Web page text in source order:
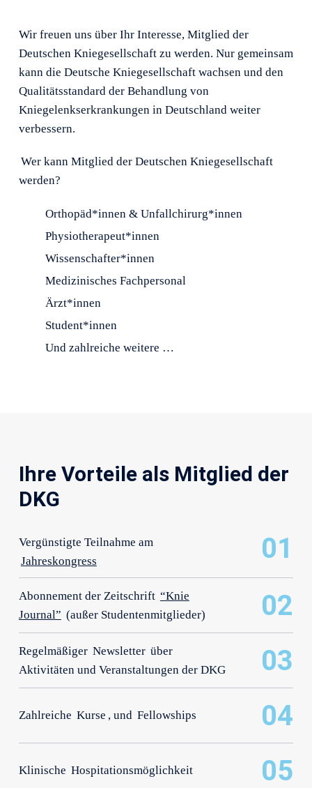
Wir freuen uns über Ihr Interesse, Mitglied der
Deutschen Kniegesellschaft zu werden. Nur gemeinsam
kann die Deutsche Kniegesellschaft wachsen und den
Qualitätsstandard der Behandlung von
Kniegelenkserkrankungen in Deutschland weiter
verbessern.
Wer kann Mitglied der Deutschen Kniegesellschaft
werden?
Orthopäd*innen & Unfallchirurg*innen
Physiotherapeut*innen
Wissenschafter*innen
Medizinisches Fachpersonal
Ärzt*innen
Student*innen
Und zahlreiche weitere …
Ihre Vorteile als Mitglied der
DKG
Vergünstigte Teilnahme am
Jahreskongress
01
Abonnement der Zeitschrift “Knie
Journal” (außer Studentenmitglieder) 02
Regelmäßiger Newsletter über
Aktivitäten und Veranstaltungen der DKG
03
Zahlreiche Kurse , und Fellowships 04
Klinische Hospitationsmöglichkeit 05